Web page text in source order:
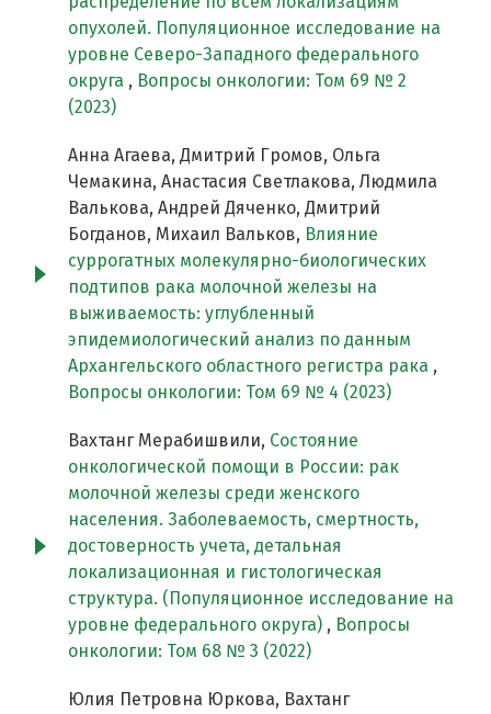
опухолей. Популяционное исследование на
уровне Северо-Западного федерального
округа , Вопросы онкологии: Том 69 № 2
(2023)
Анна Агаева, Дмитрий Громов, Ольга
Чемакина, Анастасия Светлакова, Людмила
Валькова, Андрей Дяченко, Дмитрий
Богданов, Михаил Вальков, Влияние
суррогатных молекулярно-биологических
подтипов рака молочной железы на
выживаемость: углубленный
эпидемиологический анализ по данным
Архангельского областного регистра рака ,
Вопросы онкологии: Том 69 № 4 (2023)
Вахтанг Мерабишвили, Состояние
онкологической помощи в России: рак
молочной железы среди женского
населения. Заболеваемость, смертность,
достоверность учета, детальная
локализационная и гистологическая
структура. (Популяционное исследование на
уровне федерального округа) , Вопросы
онкологии: Том 68 № 3 (2022)
Юлия Петровна Юркова, Вахтанг